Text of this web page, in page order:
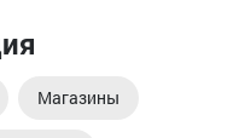
Магазины